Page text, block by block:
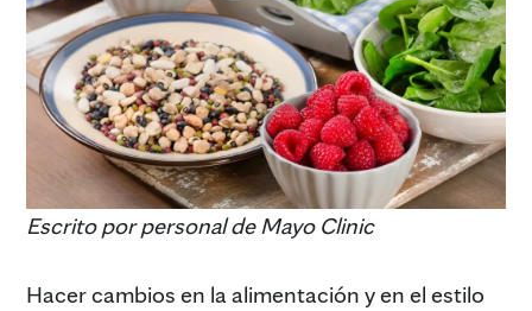
Escrito por personal de Mayo Clinic
Hacer cambios en la alimentación y en el estilo